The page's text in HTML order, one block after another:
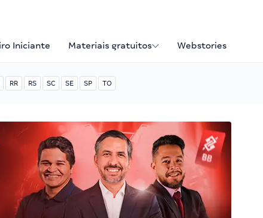
Iniciante Materiais gratuitos Webstories
RR RS SC SE SP TO